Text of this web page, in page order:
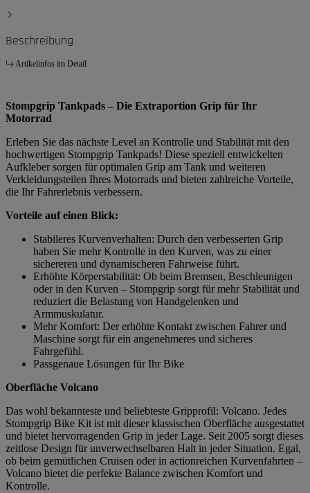
Beschreibung
Artikelinfos im Detail
Stompgrip Tankpads – Die Extraportion Grip für Ihr
Motorrad
Erleben Sie das nächste Level an Kontrolle und Stabilität mit den
hochwertigen Stompgrip Tankpads! Diese speziell entwickelten
Aufkleber sorgen für optimalen Grip am Tank und weiteren
Verkleidungsteilen Ihres Motorrads und bieten zahlreiche Vorteile,
die Ihr Fahrerlebnis verbessern.
Vorteile auf einen Blick:
Stabileres Kurvenverhalten: Durch den verbesserten Grip
haben Sie mehr Kontrolle in den Kurven, was zu einer
sichereren und dynamischeren Fahrweise führt.
Erhöhte Körperstabilität: Ob beim Bremsen, Beschleunigen
oder in den Kurven – Stompgrip sorgt für mehr Stabilität und
reduziert die Belastung von Handgelenken und
Armmuskulatur.
Mehr Komfort: Der erhöhte Kontakt zwischen Fahrer und
Maschine sorgt für ein angenehmeres und sicheres
Fahrgefühl.
Passgenaue Lösungen für Ihr Bike
Oberfläche Volcano
Das wohl bekannteste und beliebteste Gripprofil: Volcano. Jedes
Stompgrip Bike Kit ist mit dieser klassischen Oberfläche ausgestattet
und bietet hervorragenden Grip in jeder Lage. Seit 2005 sorgt dieses
zeitlose Design für unverwechselbaren Halt in jeder Situation. Egal,
ob beim gemütlichen Cruisen oder in actionreichen Kurvenfahrten –
Volcano bietet die perfekte Balance zwischen Komfort und
Kontrolle.